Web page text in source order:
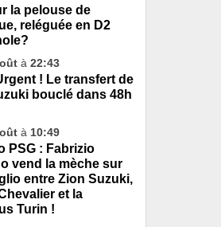
la pelouse de
reléguée en D2
à 22:43
! Le transfert de
bouclé dans 48h
à 10:49
PSG : Fabrizio
vend la mèche sur
entre Zion Suzuki,
et la
Turin !